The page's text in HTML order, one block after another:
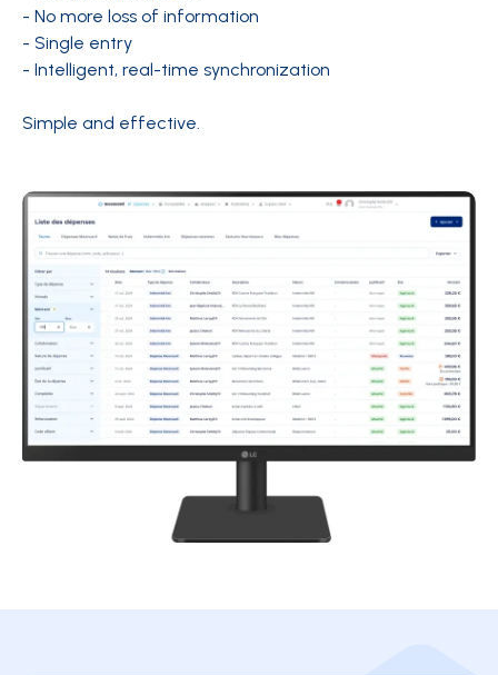
- No more loss of information
- Single entry
- Intelligent, real-time synchronization
Simple and effective.